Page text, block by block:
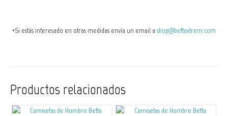
*Si estás interesado en otras medidas envía un email ashop@bettaxtrem.com
Productos relacionados